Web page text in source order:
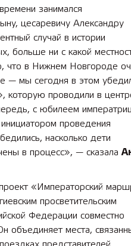
занимался
цесаревичу Александру
случай в истории
больше ни с какой
что в Нижнем Новгороде
— мы сегодня в этом
которую проводили в
с юбилеем
проведения
насколько дети
в процесс», — сказала
«Императорский
просветительским
Федерации совместно
объединяет места,